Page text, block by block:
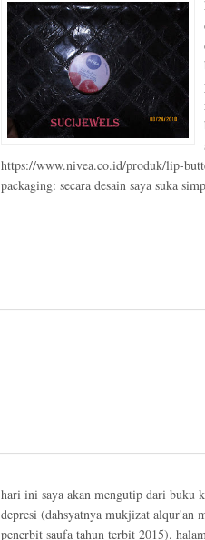
https://www.nivea.co.id/produk/lip-
packaging: secara desain saya suka
hari ini saya akan mengutip dari buku
depresi (dahsyatnya mukjizat alqur'an
penerbit saufa tahun terbit 2015).